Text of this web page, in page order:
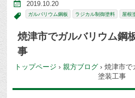
2019.10.20
ガルバリウム鋼板 ラジカル制御塗料 屋根
焼津市でガルバリウム鋼
事
トップページ › 親方ブログ › 焼津市で
塗装工事